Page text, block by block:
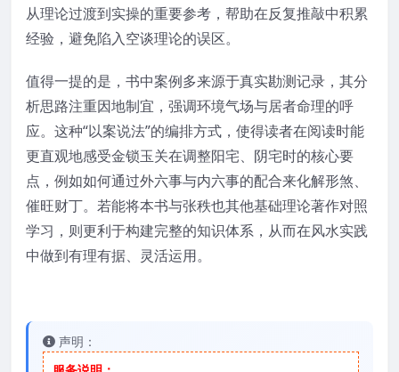
从理论过渡到实操的重要参考，帮助在反复推敲中积累
经验，避免陷入空谈理论的误区。
值得一提的是，书中案例多来源于真实勘测记录，其分
析思路注重因地制宜，强调环境气场与居者命理的呼
应。这种“以案说法”的编排方式，使得读者在阅读时能
更直观地感受金锁玉关在调整阳宅、阴宅时的核心要
点，例如如何通过外六事与内六事的配合来化解形煞、
催旺财丁。若能将本书与张秩也其他基础理论著作对照
学习，则更利于构建完整的知识体系，从而在风水实践
中做到有理有据、灵活运用。
声明：